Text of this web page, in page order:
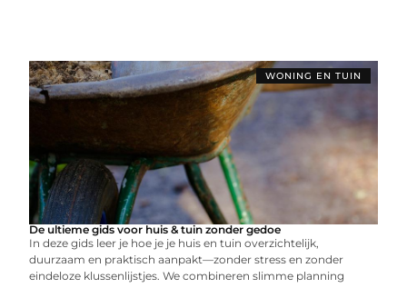
WONING EN TUIN
De ultieme gids voor huis & tuin zonder gedoe
In deze gids leer je hoe je je huis en tuin overzichtelijk,
duurzaam en praktisch aanpakt—zonder stress en zonder
eindeloze klussenlijstjes. We combineren slimme planning